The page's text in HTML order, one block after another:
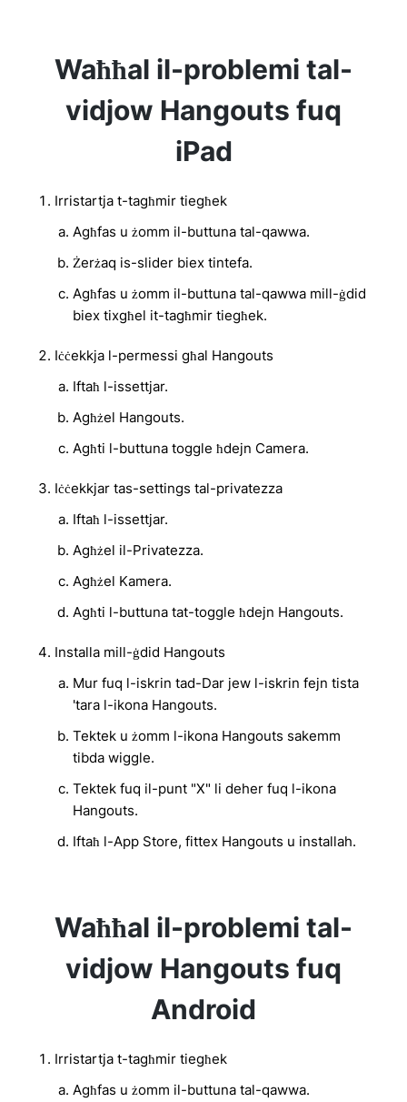
Waħħal il-problemi tal-
vidjow Hangouts fuq
iPad
Irristartja t-tagħmir tiegħek
Agħfas u żomm il-buttuna tal-qawwa.
Żerżaq is-slider biex tintefa.
Agħfas u żomm il-buttuna tal-qawwa mill-ġdid
biex tixgħel it-tagħmir tiegħek.
Iċċekkja l-permessi għal Hangouts
Iftaħ l-issettjar.
Agħżel Hangouts.
Agħti l-buttuna toggle ħdejn Camera.
Iċċekkjar tas-settings tal-privatezza
Iftaħ l-issettjar.
Agħżel il-Privatezza.
Agħżel Kamera.
Agħti l-buttuna tat-toggle ħdejn Hangouts.
Installa mill-ġdid Hangouts
Mur fuq l-iskrin tad-Dar jew l-iskrin fejn tista
'tara l-ikona Hangouts.
Tektek u żomm l-ikona Hangouts sakemm
tibda wiggle.
Tektek fuq il-punt "X" li deher fuq l-ikona
Hangouts.
Iftaħ l-App Store, fittex Hangouts u installah.
Waħħal il-problemi tal-
vidjow Hangouts fuq
Android
Irristartja t-tagħmir tiegħek
Agħfas u żomm il-buttuna tal-qawwa.